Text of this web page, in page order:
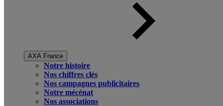
AXA France
Notre histoire
Nos chiffres clés
Nos campagnes publicitaires
Notre mécénat
Nos associations